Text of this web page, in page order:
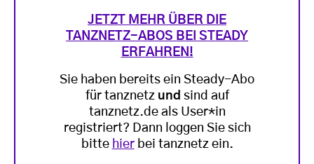
JETZT MEHR ÜBER DIE
TANZNETZ-ABOS BEI STEADY
ERFAHREN!
Sie haben bereits ein Steady-Abo
für tanznetz und sind auf
tanznetz.de als User*in
registriert? Dann loggen Sie sich
bitte hierbei tanznetz ein.